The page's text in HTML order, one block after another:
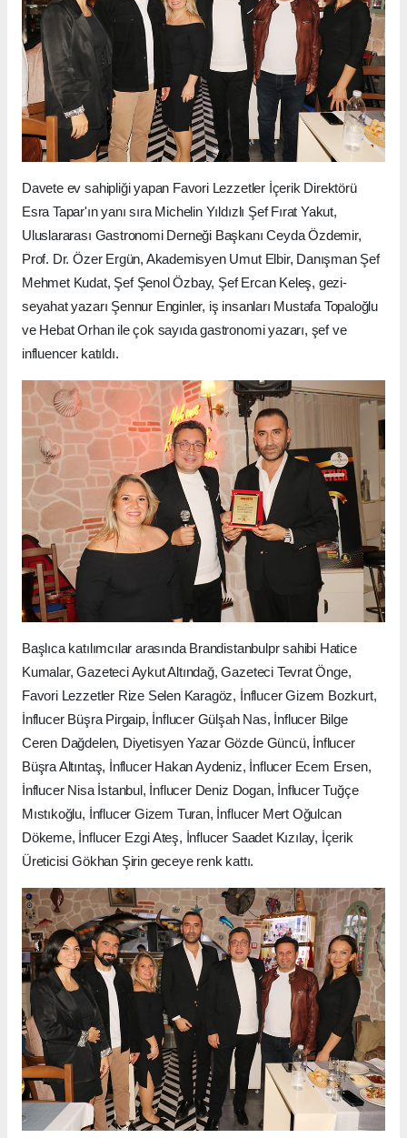
Davete ev sahipliği yapan Favori Lezzetler İçerik Direktörü
Esra Tapar'ın yanı sıra Michelin Yıldızlı Şef Fırat Yakut,
Uluslararası Gastronomi Derneği Başkanı Ceyda Özdemir,
Prof. Dr. Özer Ergün, Akademisyen Umut Elbir, Danışman Şef
Mehmet Kudat, Şef Şenol Özbay, Şef Ercan Keleş, gezi-
seyahat yazarı Şennur Enginler, iş insanları Mustafa Topaloğlu
ve Hebat Orhan ile çok sayıda gastronomi yazarı, şef ve
influencer katıldı.
Başlıca katılımcılar arasında Brandistanbulpr sahibi Hatice
Kumalar, Gazeteci Aykut Altındağ, Gazeteci Tevrat Önge,
Favori Lezzetler Rize Selen Karagöz, İnflucer Gizem Bozkurt,
İnflucer Büşra Pirgaip, İnflucer Gülşah Nas, İnflucer Bilge
Ceren Dağdelen, Diyetisyen Yazar Gözde Güncü, İnflucer
Büşra Altıntaş, İnflucer Hakan Aydeniz, İnflucer Ecem Ersen,
İnflucer Nisa İstanbul, İnflucer Deniz Dogan, İnflucer Tuğçe
Mıstıkoğlu, İnflucer Gizem Turan, İnflucer Mert Oğulcan
Dökeme, İnflucer Ezgi Ateş, İnflucer Saadet Kızılay, İçerik
Üreticisi Gökhan Şirin geceye renk kattı.